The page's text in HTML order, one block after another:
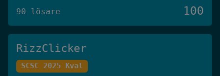
90 lösare 100
RizzClicker
SCSC 2025 Kval